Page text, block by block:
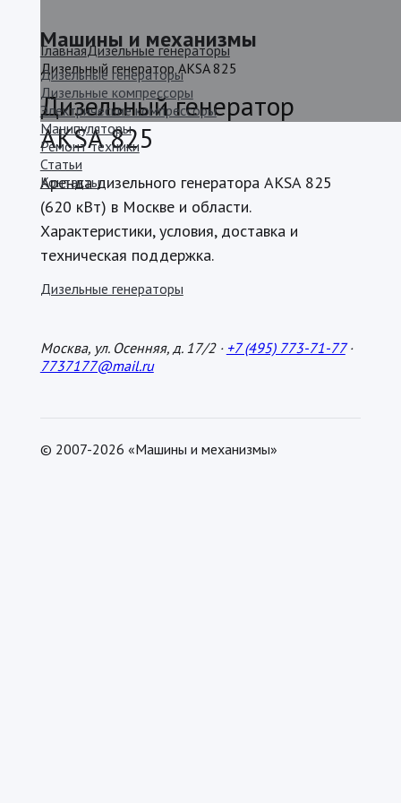
Машины и механизмы
Дизельные генераторы
Дизельные компрессоры
Электрические компрессоры
Манипуляторы
Ремонт техники
Статьи
Контакты
ГлавнаяДизельные генераторы
Дизельный генератор AKSA 825
Дизельный генератор
AKSA 825
Аренда дизельного генератора AKSA 825
(620 кВт) в Москве и области.
Характеристики, условия, доставка и
техническая поддержка.
Дизельные генераторы
Москва, ул. Осенняя, д. 17/2 · +7 (495) 773-71-77·
7737177@mail.ru
© 2007-2026 «Машины и механизмы»